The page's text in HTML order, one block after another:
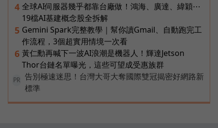
4 全球AI伺服器幾乎都靠台廠做！鴻海、廣達、緯穎⋯
19檔AI基建概念股全拆解
5 Gemini Spark完整教學｜幫你讀Gmail、自動跑完工
作流程，3個超實用情境一次看
6 黃仁勳再喊下一波AI浪潮是機器人！輝達Jetson
Thor台鏈名單曝光，這些可望成受惠族群
PR
告別極速迷思！台灣大哥大奪國際雙冠揭密好網路新
標準